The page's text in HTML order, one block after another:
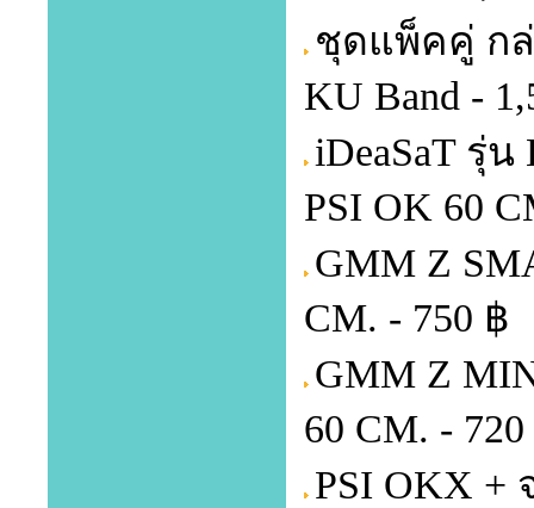
ชุดแพ็คคู่ กล่
KU Band -
iDeaSaT รุ่
PSI OK 60
GMM Z
CM. - 750 ฿
GMM Z
60 CM. -
PSI OKX +